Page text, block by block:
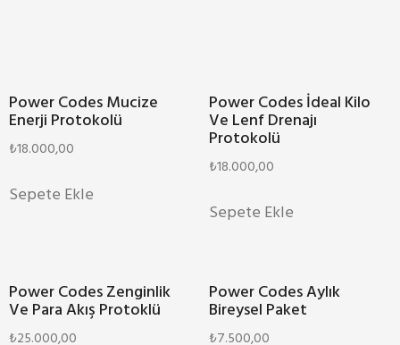
Power Codes Mucize
Enerji Protokolü
₺18.000,00
Sepete Ekle
Power Codes İdeal Kilo
Ve Lenf Drenajı
Protokolü
₺18.000,00
Sepete Ekle
Power Codes Zenginlik
Ve Para Akış Protoklü
₺25.000,00
Power Codes Aylık
Bireysel Paket
₺7.500,00